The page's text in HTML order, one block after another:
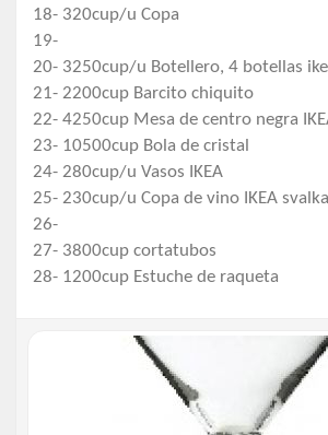
18- 320cup/u Copa
19-
20- 3250cup/u Botellero, 4 botellas
21- 2200cup Barcito chiquito
22- 4250cup Mesa de centro negra
23- 10500cup Bola de cristal
24- 280cup/u Vasos IKEA
25- 230cup/u Copa de vino IKEA svalka
26-
27- 3800cup cortatubos
28- 1200cup Estuche de raqueta